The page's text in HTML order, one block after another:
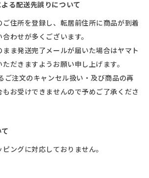
る配送先誤りについて
ご住所を登録し、転居前住所に商品が到着
わせが多くございます。
ま発送完了メールが届いた場合はヤマト
だきますようお願い申し上げます。
ご注文のキャンセル扱い・及び商品の再
お受けできませんので予めご了承くださ
ングに対応しておりません。